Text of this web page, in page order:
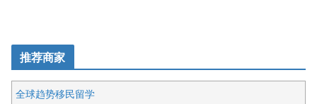
推荐商家
全球趋势移民留学